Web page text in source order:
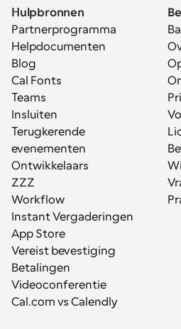
Hulpbronnen
Partnerprogramma
Helpdocumenten
Blog
Cal Fonts
Teams
Insluiten
Terugkerende
evenementen
Ontwikkelaars
ZZZ
Workflow
Instant Vergaderingen
App Store
Vereist bevestiging
Betalingen
Videoconferentie
Cal.com vs Calendly